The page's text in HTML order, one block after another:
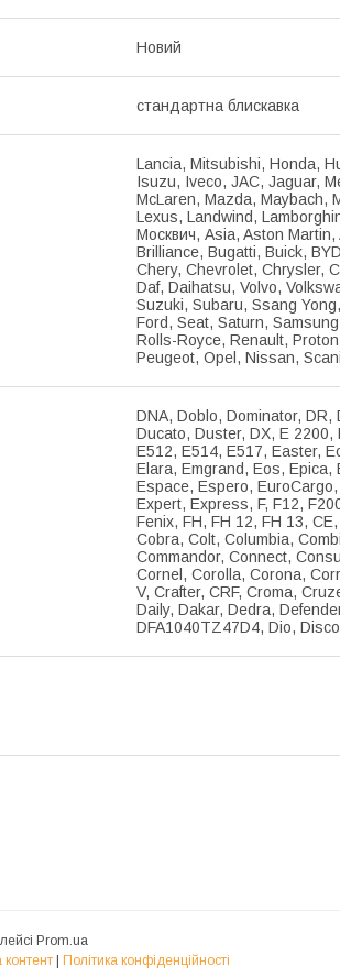
Новий
стандартна блискавка
Lancia, Mitsubishi, Honda,
Isuzu, Iveco, JAC, Jaguar,
McLaren, Mazda, Maybach,
Lexus, Landwind,
Москвич, Asia, Aston Martin,
Brilliance, Bugatti, Buick,
Chery, Chevrolet, Chrysler,
Daf, Daihatsu, Volvo,
Suzuki, Subaru, Ssang
Ford, Seat, Saturn,
Rolls-Royce, Renault,
Peugeot, Opel, Nissan,
DNA, Doblo, Dominator, DR,
Ducato, Duster, DX, E
E512, E514, E517, Easter,
Elara, Emgrand, Eos, Epica,
Espace, Espero,
Expert, Express, F, F12,
Fenix, FH, FH 12, FH 13,
Cobra, Colt, Columbia,
Commandor, Connect,
Cornel, Corolla, Corona,
V, Crafter, CRF, Croma,
Daily, Dakar, Dedra,
DFA1040TZ47D4, Dio,
Prom.ua
контент Політика конфіденційності